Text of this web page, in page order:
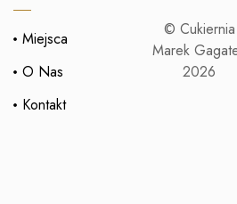
Miejsca
O Nas
Kontakt
© Cukiernia
Marek
2026